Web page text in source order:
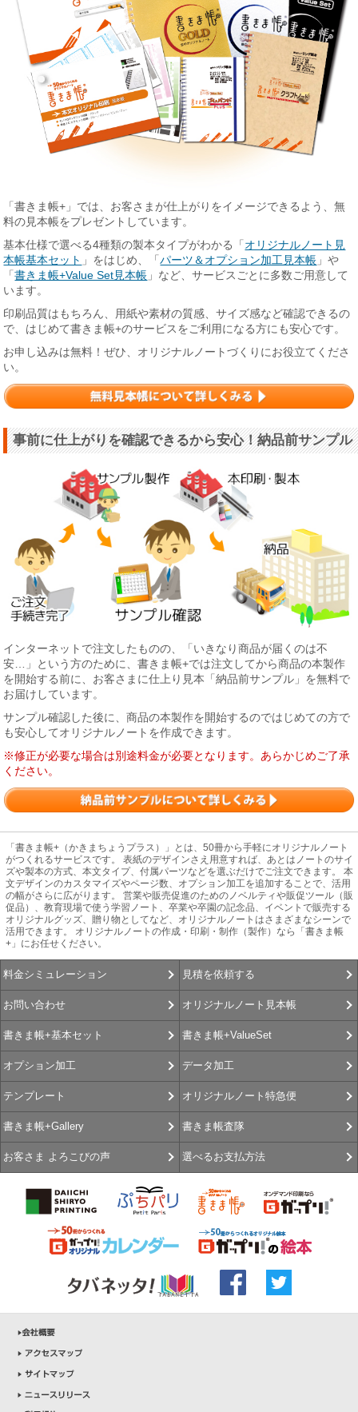
「書きま帳+」では、お客さまが仕上がりをイメージできるよう、無
料の見本帳をプレゼントしています。
基本仕様で選べる4種類の製本タイプがわかる「 オリジナルノート見
本帳基本セット 」をはじめ、「パーツ＆オプション加工見本帳 」や
「書きま帳+Value Set見本帳 」など、サービスごとに多数ご用意して
います。
印刷品質はもちろん、用紙や素材の質感、サイズ感など確認できるの
で、はじめて書きま帳+のサービスをご利用になる方にも安心です。
お申し込みは無料！ぜひ、オリジナルノートづくりにお役立てくださ
い。
事前に仕上がりを確認できるから安心！納品前サンプル
インターネットで注文したものの、「いきなり商品が届くのは不
安…」という方のために、書きま帳+では注文してから商品の本製作
を開始する前に、お客さまに仕上り見本「納品前サンプル」を無料で
お届けしています。
サンプル確認した後に、商品の本製作を開始するのではじめての方で
も安心してオリジナルノートを作成できます。
※修正が必要な場合は別途料金が必要となります。あらかじめご了承
ください。
「書きま帳+（かきまちょうプラス）」とは、50冊から手軽にオリジナルノート
がつくれるサービスです。 表紙のデザインさえ用意すれば、あとはノートのサイ
ズや製本の方式、本文タイプ、付属パーツなどを選ぶだけでご注文できます。 本
文デザインのカスタマイズやページ数、オプション加工を追加することで、活用
の幅がさらに広がります。 営業や販売促進のためのノベルティや販促ツール（販
促品）、教育現場で使う学習ノート、卒業や卒園の記念品、イベントで販売する
オリジナルグッズ、贈り物としてなど、オリジナルノートはさまざまなシーンで
活用できます。 オリジナルノートの作成・印刷・制作（製作）なら「書きま帳
+」にお任せください。
料金シミュレーション 見積を依頼する
お問い合わせ オリジナルノート見本帳
書きま帳+基本セット 書きま帳+ValueSet
オプション加工 データ加工
テンプレート オリジナルノート特急便
書きま帳+Gallery 書きま帳査隊
お客さま よろこびの声 選べるお支払方法